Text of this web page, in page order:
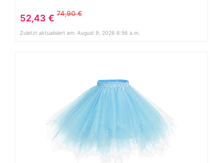
52,43 € 74,90 €
Zuletzt aktualisiert am: August 9, 2026 6:56 a.m.